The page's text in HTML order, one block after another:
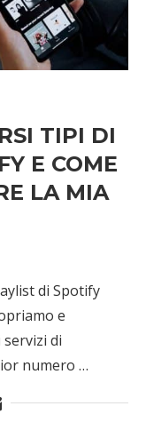
TIPI DI
E COME
LA MIA
di Spotify
e
servizi di
numero …